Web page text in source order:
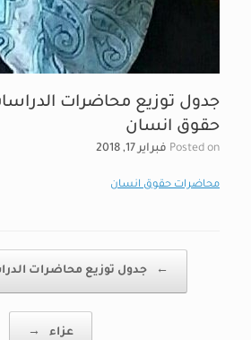
جدول توزيع محاضرات
حقوق انسان
Posted on فبراير 17, 2018
محاضرات حقوق انسان
← جدول توزيع محاضرات
عزاء →